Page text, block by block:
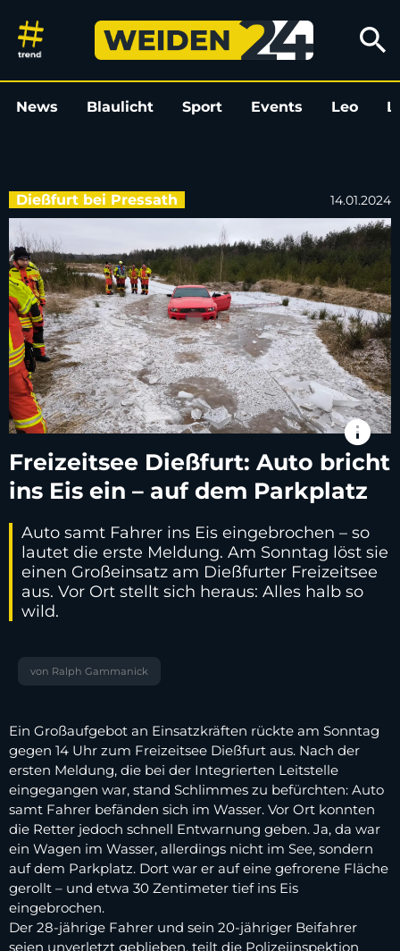
Freizeitsee Dießfurt: Auto
search
News Blaulicht Sport Events Leo
Dießfurt bei Pressath 14.01.2024
info
Freizeitsee Dießfurt: Auto bricht
ins Eis ein – auf dem Parkplatz
Auto samt Fahrer ins Eis eingebrochen – so
lautet die erste Meldung. Am Sonntag löst sie
einen Großeinsatz am Dießfurter Freizeitsee
aus. Vor Ort stellt sich heraus: Alles halb so
wild.
von Ralph Gammanick
Ein Großaufgebot an Einsatzkräften rückte am Sonntag
gegen 14 Uhr zum Freizeitsee Dießfurt aus. Nach der
ersten Meldung, die bei der Integrierten Leitstelle
eingegangen war, stand Schlimmes zu befürchten: Auto
samt Fahrer befänden sich im Wasser. Vor Ort konnten
die Retter jedoch schnell Entwarnung geben. Ja, da war
ein Wagen im Wasser, allerdings nicht im See, sondern
auf dem Parkplatz. Dort war er auf eine gefrorene Fläche
gerollt – und etwa 30 Zentimeter tief ins Eis
eingebrochen.
Der 28-jährige Fahrer und sein 20-jähriger Beifahrer
seien unverletzt geblieben, teilt die Polizeiinspektion